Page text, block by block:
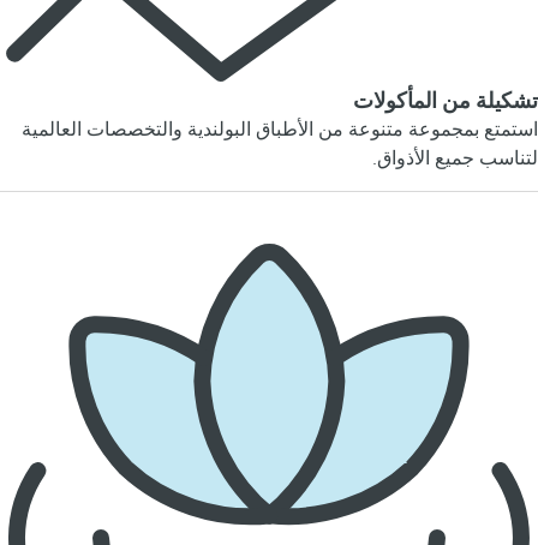
تشكيلة من المأكولات
استمتع بمجموعة متنوعة من الأطباق البولندية والتخصصات العالمية
لتناسب جميع الأذواق.